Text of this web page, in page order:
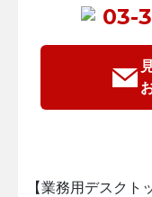
03-
【業務用デスクト